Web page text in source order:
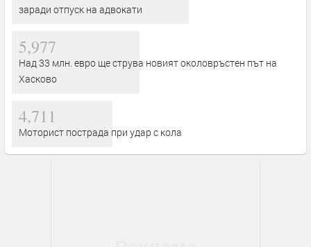
заради отпуск на адвокати
5,977
Над 33 млн. евро ще струва новият околовръстен път на
Хасково
4,711
Моторист пострада при удар с кола